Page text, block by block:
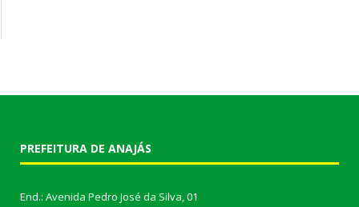
PREFEITURA DE ANAJÁS
End.: Avenida Pedro José da Silva, 01